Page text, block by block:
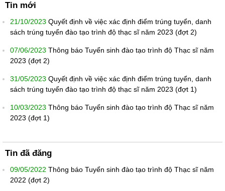
Tin mới
21/10/2023 Quyết định về việc xác định điểm trúng tuyển, danh
sách trúng tuyển đào tạo trình độ thạc sĩ năm 2023 (đợt 2)
07/06/2023 Thông báo Tuyển sinh đào tạo trình độ Thạc sĩ năm
2023 (đợt 2)
31/05/2023 Quyết định về việc xác định điểm trúng tuyển, danh
sách trúng tuyển đào tạo trình độ thạc sĩ năm 2023 (đợt 1)
10/03/2023 Thông báo Tuyển sinh đào tạo trình độ Thạc sĩ năm
2023 (đợt 1)
Tin đã đăng
09/05/2022 Thông báo Tuyển sinh đào tạo trình độ Thạc sĩ năm
2022 (đợt 2)